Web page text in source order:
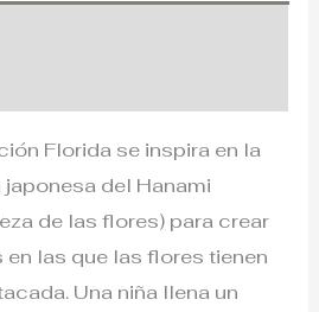
Florida se inspira en la
del Hanami
de las flores) para crear
en las que las flores tienen
Una niña llena un